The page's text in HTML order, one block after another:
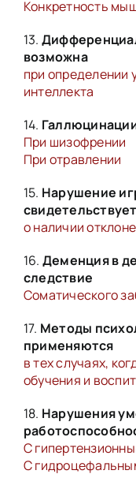
Конкретность
13.
возможна
при определении
интеллекта
14.
При шизофрении
При отравлении
15. Нарушение
свидетельствует
о наличии
16. Деменция в
следствие
Соматического
17. Методы
применяются
в тех случаях,
обучения и
18. Нарушения
С
С